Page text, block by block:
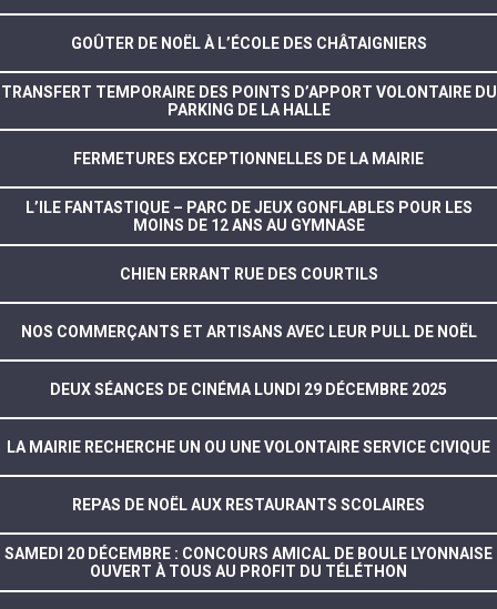
GOÛTER DE NOËL À L’ÉCOLE DES CHÂTAIGNIERS
TRANSFERT TEMPORAIRE DES POINTS D’APPORT VOLONTAIRE DU
PARKING DE LA HALLE
FERMETURES EXCEPTIONNELLES DE LA MAIRIE
L’ILE FANTASTIQUE – PARC DE JEUX GONFLABLES POUR LES
MOINS DE 12 ANS AU GYMNASE
CHIEN ERRANT RUE DES COURTILS
NOS COMMERÇANTS ET ARTISANS AVEC LEUR PULL DE NOËL
DEUX SÉANCES DE CINÉMA LUNDI 29 DÉCEMBRE 2025
LA MAIRIE RECHERCHE UN OU UNE VOLONTAIRE SERVICE CIVIQUE
REPAS DE NOËL AUX RESTAURANTS SCOLAIRES
SAMEDI 20 DÉCEMBRE : CONCOURS AMICAL DE BOULE LYONNAISE
OUVERT À TOUS AU PROFIT DU TÉLÉTHON